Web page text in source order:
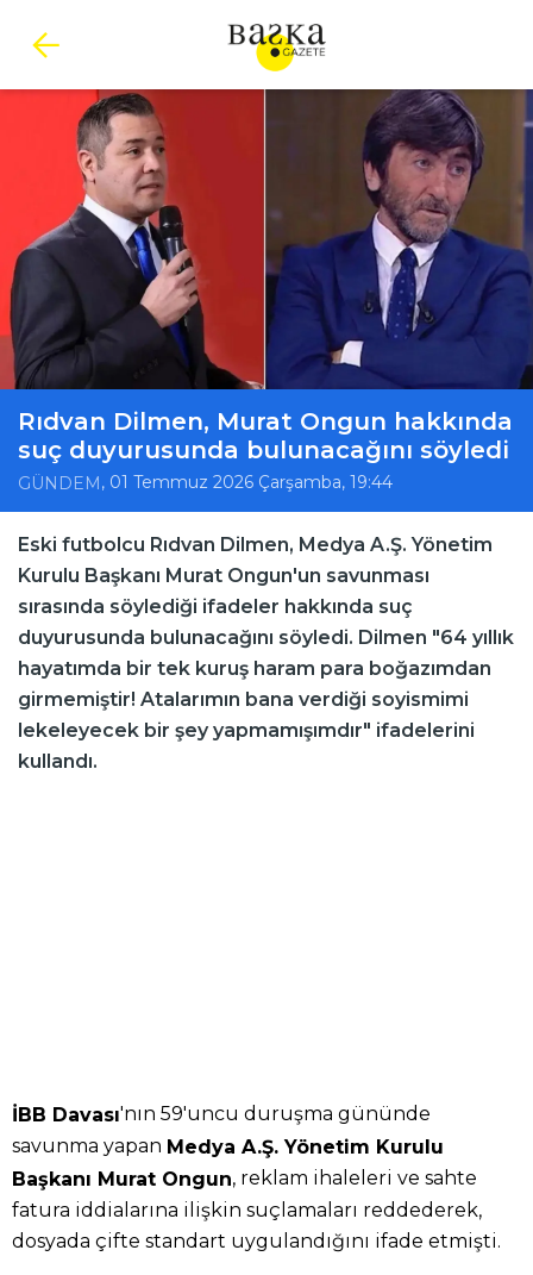
Rıdvan Dilmen, Murat Ongun hakkında
suç duyurusunda bulunacağını söyledi
GÜNDEM , 01 Temmuz 2026 Çarşamba, 19:44
Eski futbolcu Rıdvan Dilmen, Medya A.Ş. Yönetim
Kurulu Başkanı Murat Ongun'un savunması
sırasında söylediği ifadeler hakkında suç
duyurusunda bulunacağını söyledi. Dilmen "64 yıllık
hayatımda bir tek kuruş haram para boğazımdan
girmemiştir! Atalarımın bana verdiği soyismimi
lekeleyecek bir şey yapmamışımdır" ifadelerini
kullandı.
İBB Davası'nın 59'uncu duruşma gününde
savunma yapan Medya A.Ş. Yönetim Kurulu
Başkanı Murat Ongun, reklam ihaleleri ve sahte
fatura iddialarına ilişkin suçlamaları reddederek,
dosyada çifte standart uygulandığını ifade etmişti.